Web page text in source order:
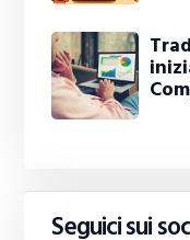
Seguici sui